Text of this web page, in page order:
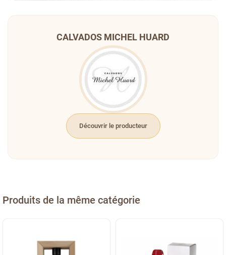
CALVADOS MICHEL HUARD
Découvrir le producteur
Produits de la même catégorie